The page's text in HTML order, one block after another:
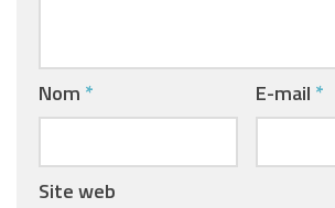
Nom * E-mail *
Site web